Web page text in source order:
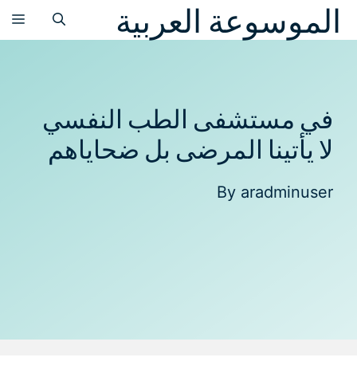
انتقلالموسوعة العربية
في مستشفى الطب النفسي
لا يأتينا المرضى بل ضحاياهم
By aradminuser